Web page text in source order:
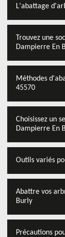
L'abattage
Trouvez une
Dampierre En
Méthodes
45570
Choisissez un
Dampierre En
Outils variés
Abattre vos
Burly
Précautions